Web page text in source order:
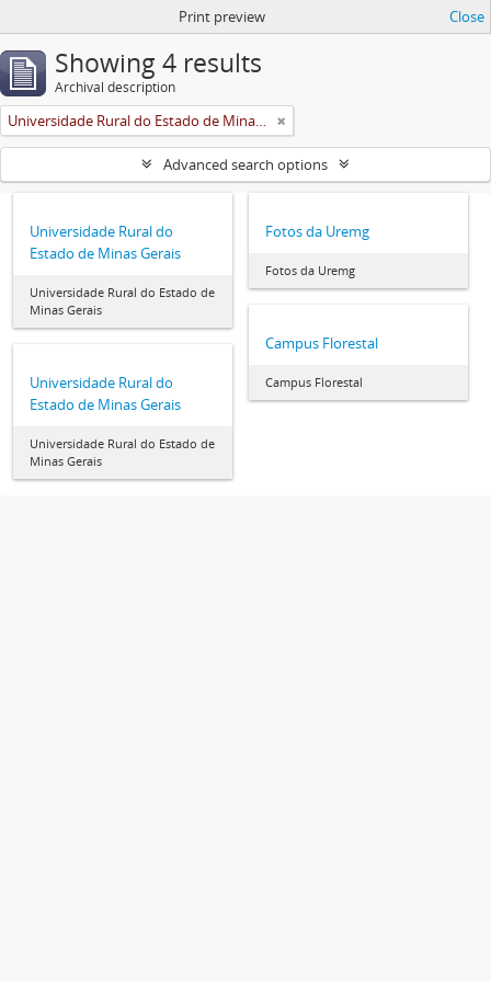
Print preview Close
Showing 4 results
Archival description
Universidade Rural do Estado de Minas Gerais (Uremg)
Advanced search options
Universidade Rural do
Estado de Minas Gerais
Universidade Rural do Estado de
Minas Gerais
Fotos da Uremg
Fotos da Uremg
Campus Florestal
Campus Florestal
Universidade Rural do
Estado de Minas Gerais
Universidade Rural do Estado de
Minas Gerais